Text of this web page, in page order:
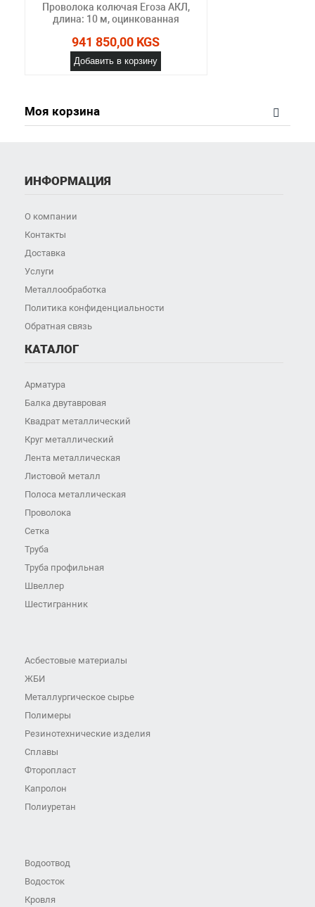
Проволока колючая Егоза АКЛ,
длина: 10 м, оцинкованная
941 850,00 KGS
Добавить в корзину
Моя корзина
ИНФОРМАЦИЯ
О компании
Контакты
Доставка
Услуги
Металлообработка
Политика конфиденциальности
Обратная связь
КАТАЛОГ
Арматура
Балка двутавровая
Квадрат металлический
Круг металлический
Лента металлическая
Листовой металл
Полоса металлическая
Проволока
Сетка
Труба
Труба профильная
Швеллер
Шестигранник
Асбестовые материалы
ЖБИ
Металлургическое сырье
Полимеры
Резинотехнические изделия
Сплавы
Фторопласт
Капролон
Полиуретан
Водоотвод
Водосток
Кровля